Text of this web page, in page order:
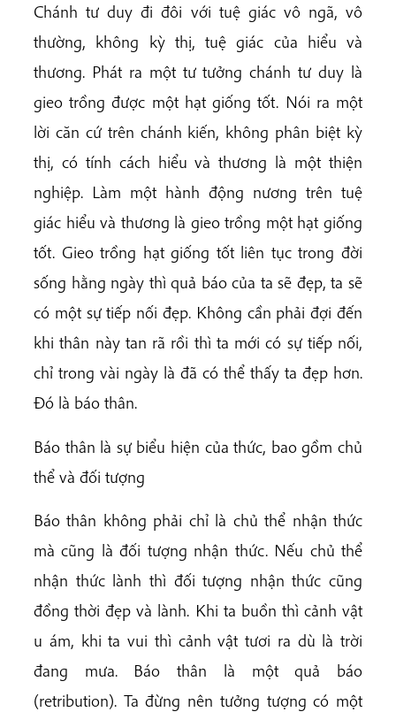
Chánh tư duy đi đôi với tuệ giác vô ngã, vô
thường, không kỳ thị, tuệ giác của hiểu và
thương. Phát ra một tư tưởng chánh tư duy là
gieo trồng được một hạt giống tốt. Nói ra một
lời căn cứ trên chánh kiến, không phân biệt kỳ
thị, có tính cách hiểu và thương là một thiện
nghiệp. Làm một hành động nương trên tuệ
giác hiểu và thương là gieo trồng một hạt giống
tốt. Gieo trồng hạt giống tốt liên tục trong đời
sống hằng ngày thì quả báo của ta sẽ đẹp, ta sẽ
có một sự tiếp nối đẹp. Không cần phải đợi đến
khi thân này tan rã rồi thì ta mới có sự tiếp nối,
chỉ trong vài ngày là đã có thể thấy ta đẹp hơn.
Đó là báo thân.
Báo thân là sự biểu hiện của thức, bao gồm chủ
thể và đối tượng
Báo thân không phải chỉ là chủ thể nhận thức
mà cũng là đối tượng nhận thức. Nếu chủ thể
nhận thức lành thì đối tượng nhận thức cũng
đồng thời đẹp và lành. Khi ta buồn thì cảnh vật
u ám, khi ta vui thì cảnh vật tươi ra dù là trời
đang mưa. Báo thân là một quả báo
(retribution). Ta đừng nên tưởng tượng có một